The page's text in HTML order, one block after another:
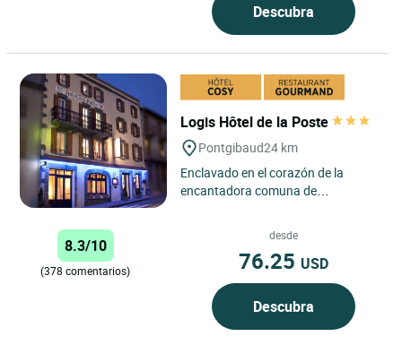
Descubra
Logis Hôtel de la Poste
Pontgibaud24 km
Enclavado en el corazón de la
encantadora comuna de
8.3/10
(378 comentarios)
desde
76.25 USD
Descubra